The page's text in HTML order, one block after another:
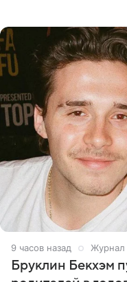
9 часов назад Журнал
Бруклин Бекхэм